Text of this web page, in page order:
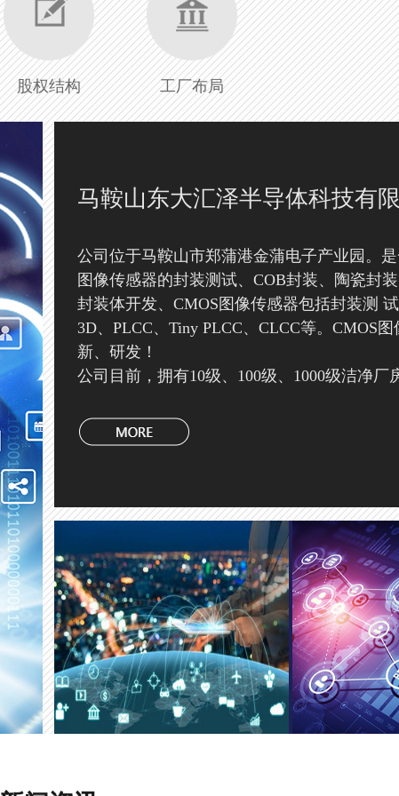
股权结构 工厂布局
马鞍山东大汇泽半导体科技有
公司位于马鞍山市郑蒲港金蒲电子产业园。
图像传感器的封装测试、COB封装、陶瓷封装
封装体开发、CMOS图像传感器包括封装测
3D、PLCC、Tiny PLCC、CLCC等。CMOS
新、研发！
公司目前，拥有10级、100级、1000级洁净厂